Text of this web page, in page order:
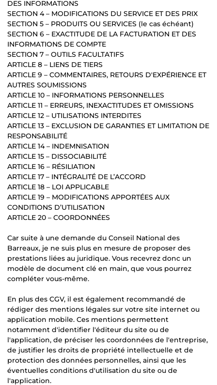
DES INFORMATIONS
SECTION 4 – MODIFICATIONS DU SERVICE ET DES PRIX
SECTION 5 – PRODUITS OU SERVICES (le cas échéant)
SECTION 6 – EXACTITUDE DE LA FACTURATION ET DES
INFORMATIONS DE COMPTE
SECTION 7 – OUTILS FACULTATIFS
ARTICLE 8 – LIENS DE TIERS
ARTICLE 9 – COMMENTAIRES, RETOURS D'EXPÉRIENCE ET
AUTRES SOUMISSIONS
ARTICLE 10 – INFORMATIONS PERSONNELLES
ARTICLE 11 – ERREURS, INEXACTITUDES ET OMISSIONS
ARTICLE 12 – UTILISATIONS INTERDITES
ARTICLE 13 – EXCLUSION DE GARANTIES ET LIMITATION DE
RESPONSABILITÉ
ARTICLE 14 – INDEMNISATION
ARTICLE 15 – DISSOCIABILITÉ
ARTICLE 16 – RÉSILIATION
ARTICLE 17 – INTÉGRALITÉ DE L’ACCORD
ARTICLE 18 – LOI APPLICABLE
ARTICLE 19 – MODIFICATIONS APPORTÉES AUX
CONDITIONS D’UTILISATION
ARTICLE 20 – COORDONNÉES
Car suite à une demande du Conseil National des
Barreaux, je ne suis plus en mesure de proposer des
prestations liées au juridique. Vous recevrez donc un
modèle de document clé en main, que vous pourrez
compléter vous-même.
En plus des CGV, il est également recommandé de
rédiger des mentions légales sur votre site internet ou
application mobile. Ces mentions permettent
notamment d'identifier l'éditeur du site ou de
l'application, de préciser les coordonnées de l'entreprise,
de justifier les droits de propriété intellectuelle et de
protection des données personnelles, ainsi que les
éventuelles conditions d'utilisation du site ou de
l'application.